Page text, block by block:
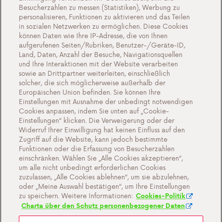
Gas in Flaschen
FAQ
Über uns
Kontakte
Cookie-Einstellungen
Allgemeine Verkaufsbedingungen
Datenschutz- und Cookie-Richtlinien
Wichtige Dokumente Antargaz
Besucherzahlen zu messen (Statistiken), Werbung zu
personalisieren, Funktionen zu aktivieren und das Teilen
in sozialen Netzwerken zu ermöglichen. Diese Cookies
können Daten wie Ihre IP-Adresse, die von Ihnen
aufgerufenen Seiten/Rubriken, Benutzer-/Geräte-ID,
Land, Daten, Anzahl der Besuche, Navigationsquellen
und Ihre Interaktionen mit der Website verarbeiten
sowie an Drittpartner weiterleiten, einschließlich
solcher, die sich möglicherweise außerhalb der
Europäischen Union befinden. Sie können Ihre
Einstellungen mit Ausnahme der unbedingt notwendigen
Cookies anpassen, indem Sie unten auf „Cookie-
Einstellungen“ klicken. Die Verweigerung oder der
Widerruf Ihrer Einwilligung hat keinen Einfluss auf den
Zugriff auf die Website, kann jedoch bestimmte
Funktionen oder die Erfassung von Besucherzahlen
einschränken. Wählen Sie „Alle Cookies akzeptieren“,
um alle nicht unbedingt erforderlichen Cookies
zuzulassen, „Alle Cookies ablehnen“, um sie abzulehnen,
oder „Meine Auswahl bestätigen“, um Ihre Einstellungen
zu speichern. Weitere Informationen: Cookies-Politik
Charta über den Schutz personenbezogener Daten